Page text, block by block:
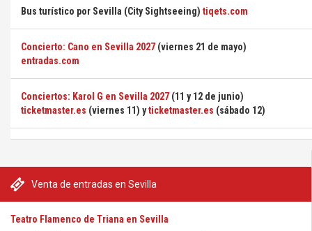
Venta de entradas en Sevilla
Teatro Flamenco de Triana en Sevilla
Bus turístico por Sevilla (City Sightseeing) tiqets.com
Concierto: Cano en Sevilla 2027 (viernes 21 de mayo)
entradas.com
Conciertos: Karol G en Sevilla 2027 (11 y 12 de junio)
ticketmaster.es (viernes 11) yticketmaster.es (sábado 12)